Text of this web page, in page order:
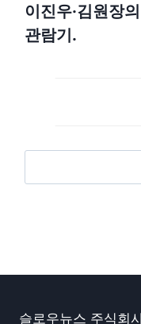
이진우·김원장
관람기.
슬로우뉴스 주식회